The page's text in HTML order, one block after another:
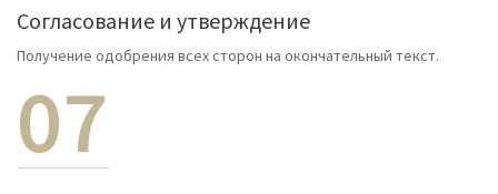
Согласование и утверждение
Получение одобрения всех сторон на окончательный текст.
07